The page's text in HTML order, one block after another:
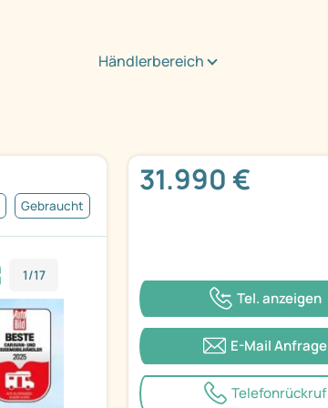
Händlerbereich
Gebraucht
1/17
31.990 €
Tel. anzeigen
E-Mail Anfrage
Telefonrückruf